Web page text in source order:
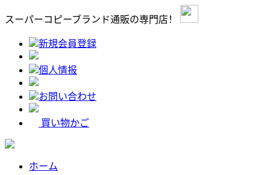
スーパーコピーブランド通販の専門店！
新規会員登録
個人情报
お問い合わせ
買い物かご
ホーム